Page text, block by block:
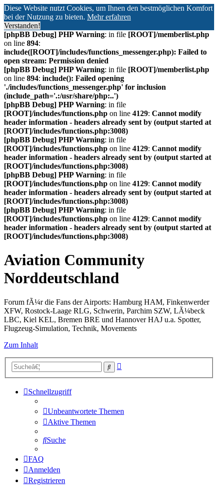
Diese Website nutzt Cookies, um Ihnen den bestmöglichen Komfort
bei der Nutzung zu bieten. Mehr erfahren
Verstanden!
[phpBB Debug] PHP Warning: in file [ROOT]/memberlist.php
on line 894:
include([ROOT]/includes/functions_messenger.php): Failed to
open stream: Permission denied
[phpBB Debug] PHP Warning: in file [ROOT]/memberlist.php
on line 894: include(): Failed opening
'./includes/functions_messenger.php' for inclusion
(include_path='.:/usr/share/php:..')
[phpBB Debug] PHP Warning: in file
[ROOT]/includes/functions.php on line 4129: Cannot modify
header information - headers already sent by (output started at
[ROOT]/includes/functions.php:3008)
[phpBB Debug] PHP Warning: in file
[ROOT]/includes/functions.php on line 4129: Cannot modify
header information - headers already sent by (output started at
[ROOT]/includes/functions.php:3008)
[phpBB Debug] PHP Warning: in file
[ROOT]/includes/functions.php on line 4129: Cannot modify
header information - headers already sent by (output started at
[ROOT]/includes/functions.php:3008)
[phpBB Debug] PHP Warning: in file
[ROOT]/includes/functions.php on line 4129: Cannot modify
header information - headers already sent by (output started at
[ROOT]/includes/functions.php:3008)
Aviation Community
Norddeutschland
Forum fÃ¼r die Fans der Airports: Hamburg HAM, Finkenwerder
XFW, Rostock-Laage RLG, Schwerin, Parchim SZW, LÃ¼beck
LBC, Kiel KEL, Bremen BRE und Hannover HAJ u.a. Spotter,
Flugzeug-Simulation, Technik, Movements
Zum Inhalt
Suche
Schnellzugriff
Unbeantwortete Themen
Aktive Themen
Suche
FAQ
Anmelden
Registrieren